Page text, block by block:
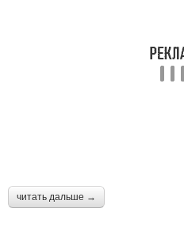
читать дальше →